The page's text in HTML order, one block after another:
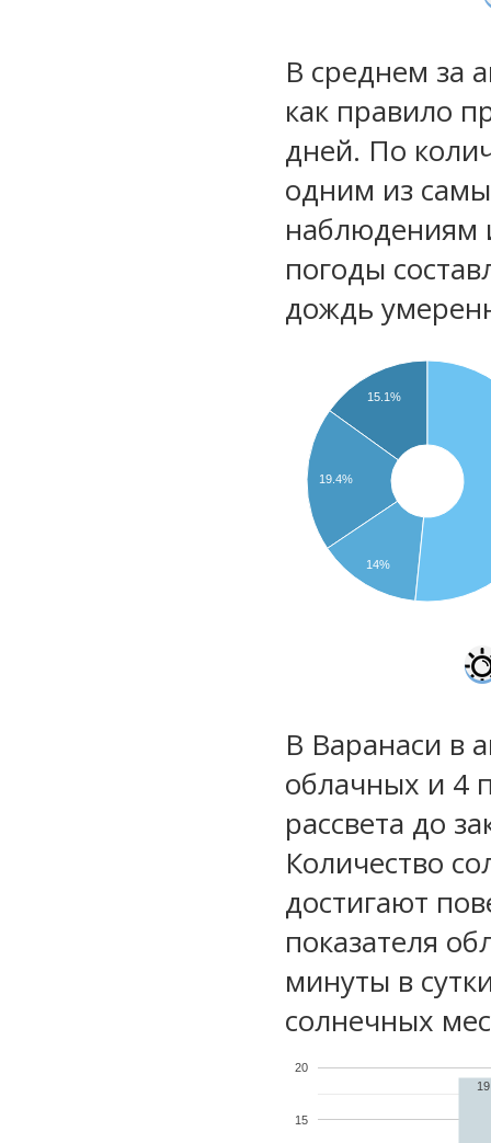
В среднем за
как правило
дней. По
одним из
наблюдениям
погоды
дождь
15.1%
19.4%
14%
В Варанаси в
облачных и 4
рассвета до
Количество
достигают
показателя
минуты в
солнечных
15
20